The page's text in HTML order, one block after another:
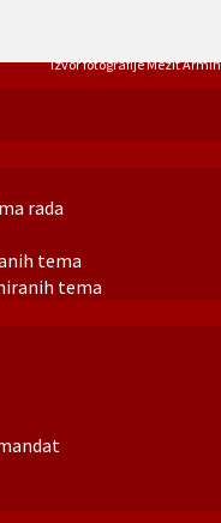
rada
tema
tema
Izvor fotografije Mezit Armin